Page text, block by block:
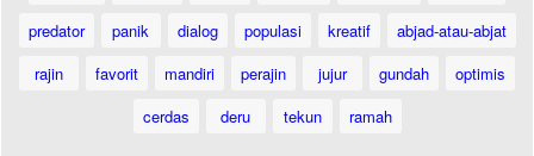
predator
panik dialog populasi kreatif
abjad-atau-abjat
rajin
favorit mandiri perajin jujur gundah
optimis
cerdas
deru tekun ramah